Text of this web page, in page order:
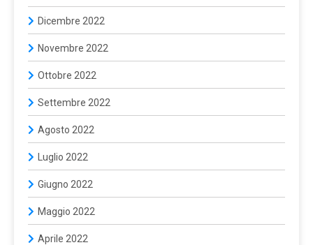
Dicembre 2022
Novembre 2022
Ottobre 2022
Settembre 2022
Agosto 2022
Luglio 2022
Giugno 2022
Maggio 2022
Aprile 2022